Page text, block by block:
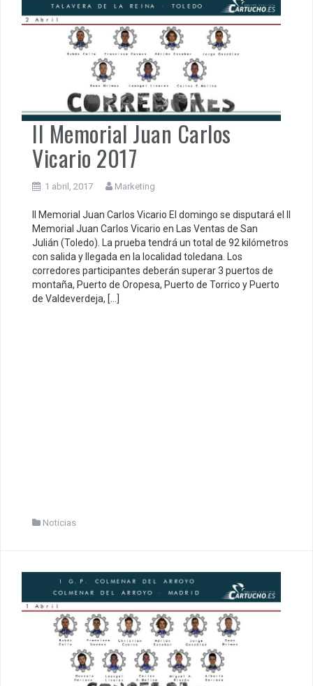
II Memorial Juan Carlos
Vicario 2017
1 abril, 2017 Marketing
II Memorial Juan Carlos Vicario El domingo se disputará el II
Memorial Juan Carlos Vicario en Las Ventas de San
Julián (Toledo). La prueba tendrá un total de 92 kilómetros
con salida y llegada en la localidad toledana. Los
corredores participantes deberán superar 3 puertos de
montaña, Puerto de Oropesa, Puerto de Torrico y Puerto
de Valdeverdeja, […]
Noticias